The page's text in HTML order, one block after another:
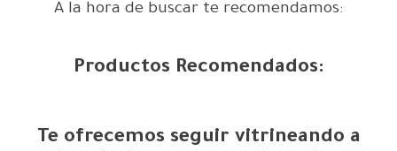
A la hora de buscar te recomendamos:
Productos Recomendados:
Te ofrecemos seguir vitrineando a